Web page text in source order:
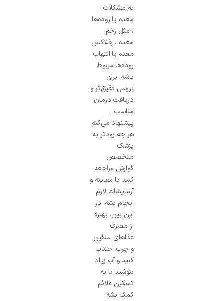
به مشکلات
معده یا روده‌ها
، مثل زخم
معده ، رفلاکس
معده یا التهاب
روده‌ها مربوط
باشه. برای
بررسی دقیق‌تر و
دریافت درمان
مناسب ،
پیشنهاد می‌کنم
هر چه زودتر به
پزشک
متخصص
گوارش مراجعه
کنید تا معاینه و
آزمایشات لازم
انجام بشه. در
این بین، بهتره
از مصرف
غذاهای سنگین
و چرب اجتناب
کنید و آب زیاد
بنوشید تا به
تسکین علائم
کمک بشه